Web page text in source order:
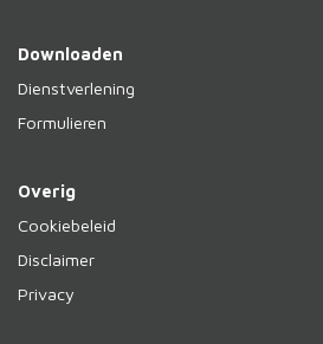
Downloaden
Dienstverlening
Formulieren
Overig
Cookiebeleid
Disclaimer
Privacy